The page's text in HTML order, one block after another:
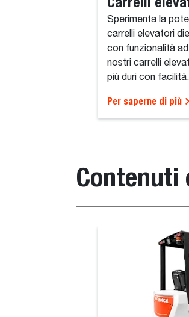
Sperimenta la
carrelli elevatori
con funzionalità
nostri carrelli
più duri con facilità.
Per saperne di più
Contenuti